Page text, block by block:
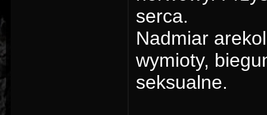
serca.
Nadmiar
wymioty,
seksualne.